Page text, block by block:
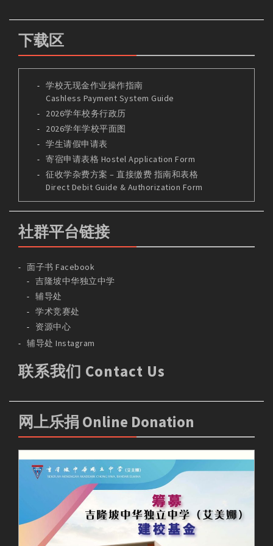
下载区
学校无现金作业操作指南
Cashless Payment System Guide
2026学年校务行政历
2026学年学校平面图
学生请假申请表
寄宿申请表格 Hostel Application Form
征收学杂费方案 – 直接缴费 指南和表格
Direct Debit Guide & Authorization Form
社群平台链接
面子书 Facebook
吉隆坡中华独立中学
辅导处
学术竞赛处
资源中心
辅导处 Instagram
联系我们 Contact Us
网上乐捐 Online Donation